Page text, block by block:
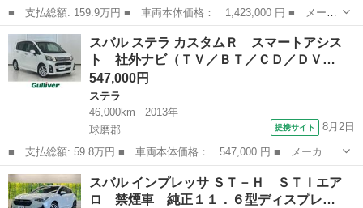
■ 支払総額: 159.9万円 ■ 車両本体価格： 1,423,000 円 ■ メーカ
ー名： スバル ■ 車種名： フォレスター ■ グレード名： ２．
０ｉ－Ｌ アイサイト ４ＷＤ 純正ＳＤナビ バックカメラ レー
ダークル...
熊本 熊本市
スバル ステラ カスタムＲ スマートアシス
ト 社外ナビ（ＴＶ／ＢＴ／ＣＤ／ＤＶ…
547,000円
ステラ
46,000km
2013年
球磨郡
提携サイト 8月2日
■ 支払総額: 59.8万円 ■ 車両本体価格： 547,000 円 ■ メーカー
名： スバル ■ 車種名： ステラ ■ グレード名： カスタムＲ
スマートアシスト 社外ナビ（ＴＶ／ＢＴ／ＣＤ／ＤＶＤ） バック
モニター 横...
熊本 球磨郡
スバル インプレッサ ＳＴ－Ｈ ＳＴＩエア
ロ 禁煙車 純正１１．６型ディスプレ…